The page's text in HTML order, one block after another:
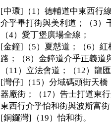
[中環]（1）德輔道中東西行
介乎畢打街與美利道；（3）
（4）愛丁堡廣場全線；
[金鐘]（5）夏慤道；（6）
路；（8）金鐘道介乎正義道
（11）立法會道；（12）龍
[灣仔]（15）分域碼頭街天
器廠街；（17）告士打道東
東西行介乎怡和街與波斯富
[銅鑼灣]（19）怡和街。